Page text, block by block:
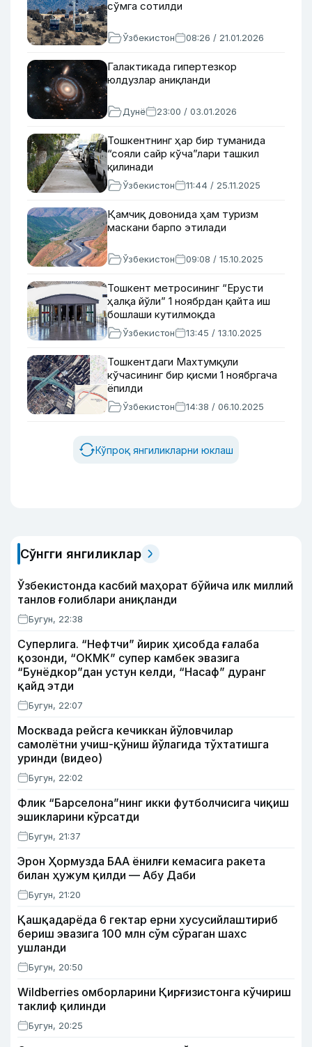
сўмга сотилди
Ўзбекистон 08:26 / 21.01.2026
Галактикада гипертезкор
юлдузлар аниқланди
Дунё 23:00 / 03.01.2026
Тошкентнинг ҳар бир туманида
“сояли сайр кўча”лари ташкил
қилинади
Ўзбекистон 11:44 / 25.11.2025
Қамчиқ довонида ҳам туризм
маскани барпо этилади
Ўзбекистон 09:08 / 15.10.2025
Тошкент метросининг “Ерусти
ҳалқа йўли” 1 ноябрдан қайта иш
бошлаши кутилмоқда
Ўзбекистон 13:45 / 13.10.2025
Тошкентдаги Махтумқули
кўчасининг бир қисми 1 ноябргача
ёпилди
Ўзбекистон 14:38 / 06.10.2025
Кўпроқ янгиликларни юклаш
Сўнгги янгиликлар
Ўзбекистонда касбий маҳорат бўйича илк миллий
танлов ғолиблари аниқланди
Бугун, 22:38
Суперлига. “Нефтчи” йирик ҳисобда ғалаба
қозонди, “ОКМК” супер камбек эвазига
“Бунёдкор”дан устун келди, “Насаф” дуранг
қайд этди
Бугун, 22:07
Москвада рейсга кечиккан йўловчилар
самолётни учиш-қўниш йўлагида тўхтатишга
уринди (видео)
Бугун, 22:02
Флик “Барселона”нинг икки футболчисига чиқиш
эшикларини кўрсатди
Бугун, 21:37
Эрон Ҳормузда БАА ёнилғи кемасига ракета
билан ҳужум қилди — Абу Даби
Бугун, 21:20
Қашқадарёда 6 гектар ерни хусусийлаштириб
бериш эвазига 100 млн сўм сўраган шахс
ушланди
Бугун, 20:50
Wildberries омборларини Қирғизистонга кўчириш
таклиф қилинди
Бугун, 20:25